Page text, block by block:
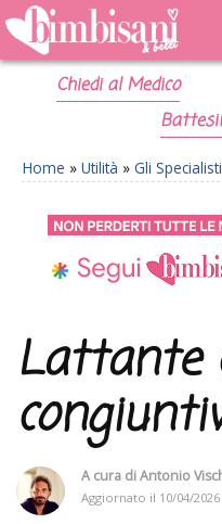
Chiedi al Medico
Home » Utilità » Gli
Lattante
A cura diAntonio
Aggiornato il 10/04/2026